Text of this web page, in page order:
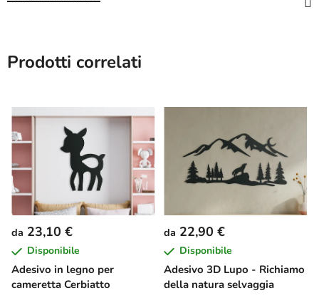
Prodotti correlati
Adesivo in legno per
cameretta Cerbiatto
da 23,10 €
Disponibile
Adesivo 3D Lupo - Richiamo
della natura selvaggia
da 22,90 €
Disponibile